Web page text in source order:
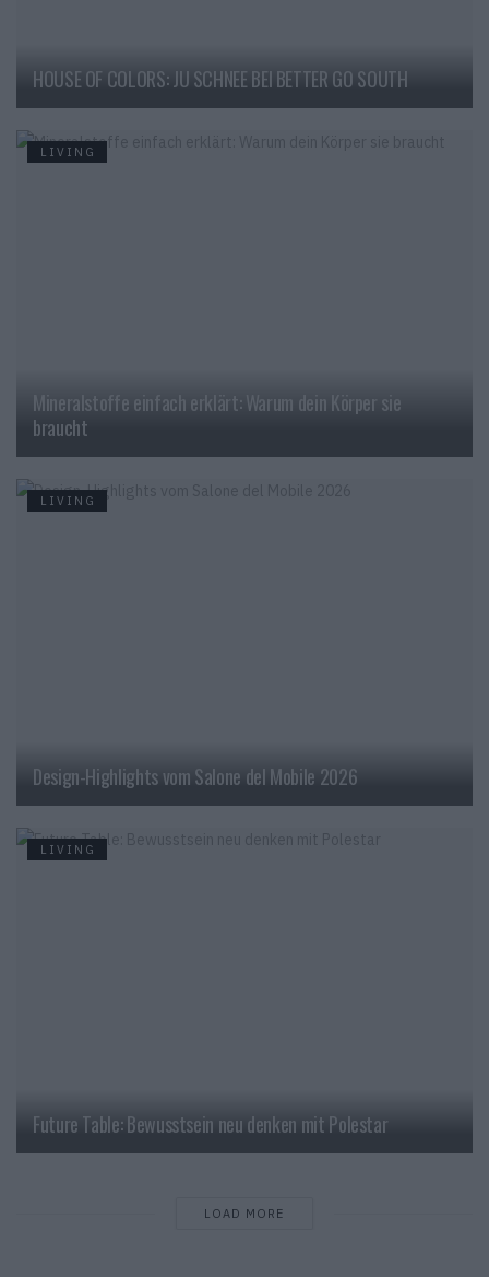
HOUSE OF COLORS: JU SCHNEE BEI BETTER GO SOUTH
LIVING
Mineralstoffe einfach erklärt: Warum dein Körper sie
braucht
LIVING
Design-Highlights vom Salone del Mobile 2026
LIVING
Future Table: Bewusstsein neu denken mit Polestar
LOAD MORE